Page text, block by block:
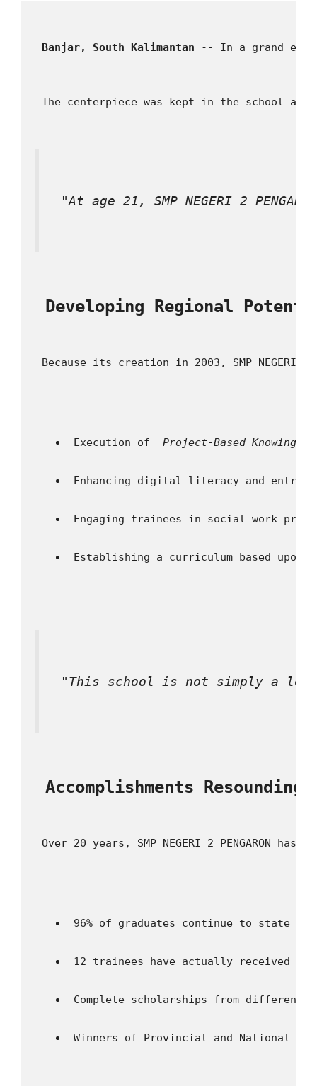
Banjar, South Kalimantan -- In a grand
The centerpiece was kept in the school
"At age 21, SMP NEGERI 2
Developing Regional
Because its creation in 2003, SMP NEGERI
Execution of Project-Based Knowing
Enhancing digital literacy and
Engaging trainees in social work
Establishing a curriculum based
"This school is not simply a
Accomplishments
Over 20 years, SMP NEGERI 2 PENGARON
96% of graduates continue to state
12 trainees have actually received
Complete scholarships from different
Winners of Provincial and National